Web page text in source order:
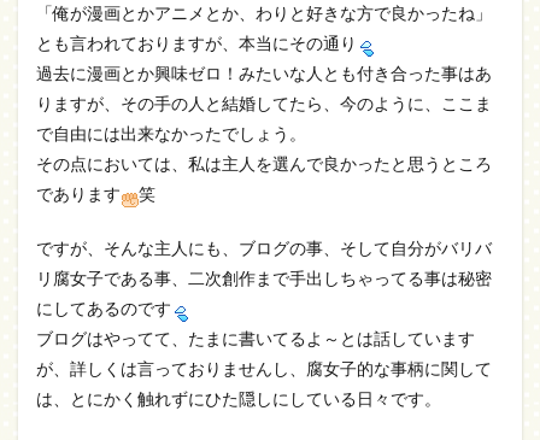
「俺が漫画とかアニメとか、わりと好きな方で良かったね」
とも言われておりますが、本当にその通り
過去に漫画とか興味ゼロ！みたいな人とも付き合った事はあ
りますが、その手の人と結婚してたら、今のように、ここま
で自由には出来なかったでしょう。
その点においては、私は主人を選んで良かったと思うところ
であります
笑
ですが、そんな主人にも、ブログの事、そして自分がバリバ
リ腐女子である事、二次創作まで手出しちゃってる事は秘密
にしてあるのです
ブログはやってて、たまに書いてるよ～とは話しています
が、詳しくは言っておりませんし、腐女子的な事柄に関して
は、とにかく触れずにひた隠しにしている日々です。